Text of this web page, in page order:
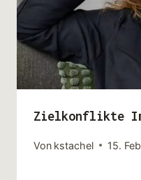
Zielkonflikte Im
Von kstachel 15.